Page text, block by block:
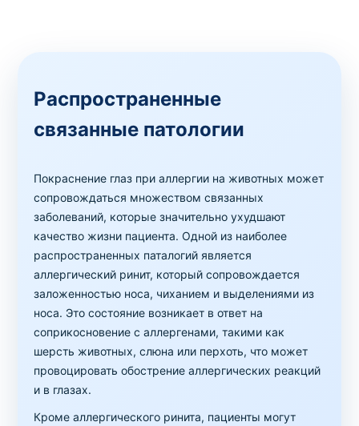
Распространенные
связанные патологии
Покраснение глаз при аллергии на животных может
сопровождаться множеством связанных
заболеваний, которые значительно ухудшают
качество жизни пациента. Одной из наиболее
распространенных паталогий является
аллергический ринит, который сопровождается
заложенностью носа, чиханием и выделениями из
носа. Это состояние возникает в ответ на
соприкосновение с аллергенами, такими как
шерсть животных, слюна или перхоть, что может
провоцировать обострение аллергических реакций
и в глазах.
Кроме аллергического ринита, пациенты могут